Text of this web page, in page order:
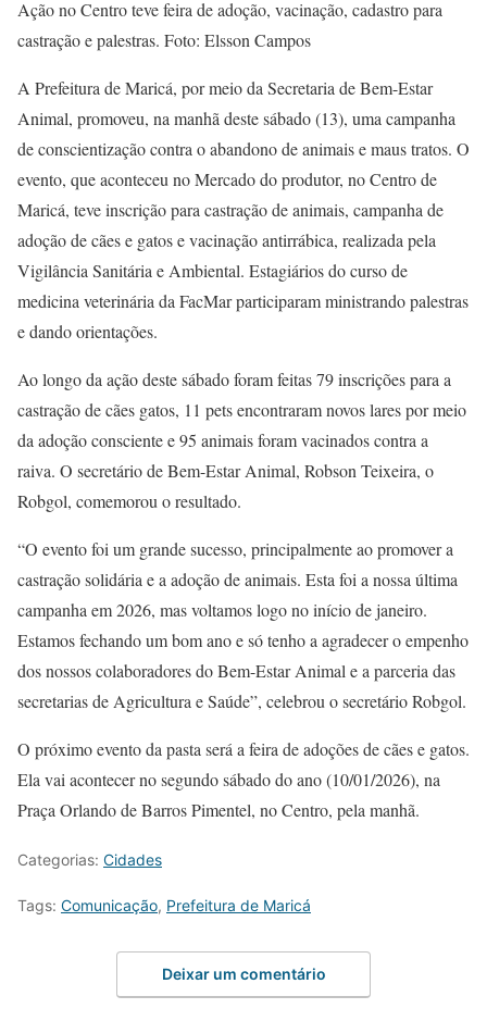
Ação no Centro teve feira de adoção, vacinação, cadastro para
castração e palestras. Foto: Elsson Campos
A Prefeitura de Maricá, por meio da Secretaria de Bem-Estar
Animal, promoveu, na manhã deste sábado (13), uma campanha
de conscientização contra o abandono de animais e maus tratos. O
evento, que aconteceu no Mercado do produtor, no Centro de
Maricá, teve inscrição para castração de animais, campanha de
adoção de cães e gatos e vacinação antirrábica, realizada pela
Vigilância Sanitária e Ambiental. Estagiários do curso de
medicina veterinária da FacMar participaram ministrando palestras
e dando orientações.
Ao longo da ação deste sábado foram feitas 79 inscrições para a
castração de cães gatos, 11 pets encontraram novos lares por meio
da adoção consciente e 95 animais foram vacinados contra a
raiva. O secretário de Bem-Estar Animal, Robson Teixeira, o
Robgol, comemorou o resultado.
“O evento foi um grande sucesso, principalmente ao promover a
castração solidária e a adoção de animais. Esta foi a nossa última
campanha em 2026, mas voltamos logo no início de janeiro.
Estamos fechando um bom ano e só tenho a agradecer o empenho
dos nossos colaboradores do Bem-Estar Animal e a parceria das
secretarias de Agricultura e Saúde”, celebrou o secretário Robgol.
O próximo evento da pasta será a feira de adoções de cães e gatos.
Ela vai acontecer no segundo sábado do ano (10/01/2026), na
Praça Orlando de Barros Pimentel, no Centro, pela manhã.
Categorias: Cidades
Tags: Comunicação, Prefeitura de Maricá
Deixar um comentário